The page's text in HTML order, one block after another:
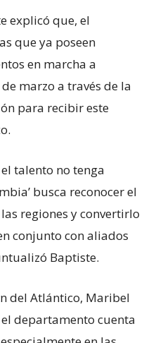
explicó que, el
que ya poseen
en marcha a
marzo a través de la
para recibir este
talento no tenga
busca reconocer el
regiones y convertirlo
conjunto con aliados
Baptiste.
del Atlántico, Maribel
departamento cuenta